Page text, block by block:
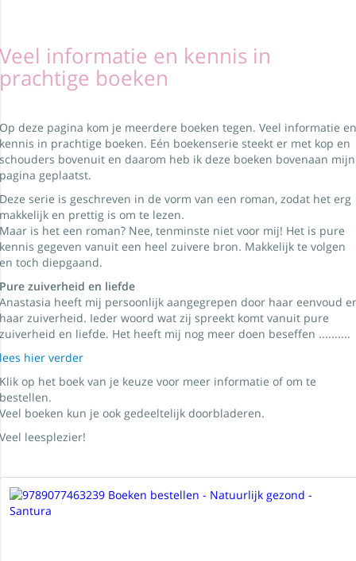
Veel informatie en kennis in
prachtige boeken
Op deze pagina kom je meerdere boeken tegen. Veel informatie
kennis in prachtige boeken. Eén boekenserie steekt er met kop en
schouders bovenuit en daarom heb ik deze boeken bovenaan mijn
pagina geplaatst.
Deze serie is geschreven in de vorm van een roman, zodat het erg
makkelijk en prettig is om te lezen.
Maar is het een roman? Nee, tenminste niet voor mij! Het is pure
kennis gegeven vanuit een heel zuivere bron. Makkelijk te volgen
en toch diepgaand.
Pure zuiverheid en liefde
Anastasia heeft mij persoonlijk aangegrepen door haar eenvoud
haar zuiverheid. Ieder woord wat zij spreekt komt vanuit pure
zuiverheid en liefde. Het heeft mij nog meer doen beseffen ..........
lees hier verder
Klik op het boek van je keuze voor meer informatie of om te
bestellen.
Veel boeken kun je ook gedeeltelijk doorbladeren.
Veel leesplezier!